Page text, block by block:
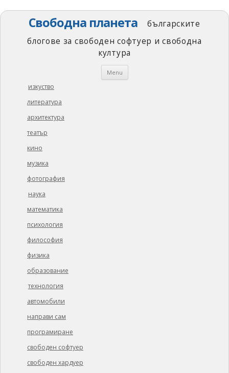
Свободна планета
българските
блогове за свободен софтуер и свободна
култура
Menu Skip
изкуство
литература
архитектура
театър
кино
музика
фотография
наука
математика
психология
философия
физика
образование
технология
автомобили
направи сам
програмиране
свободен софтуер
свободен хардуер